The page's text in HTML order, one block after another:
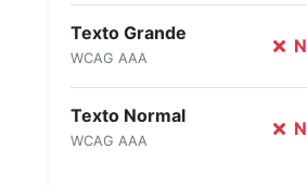
Texto Grande
WCAG AAA
Texto Normal
WCAG AAA